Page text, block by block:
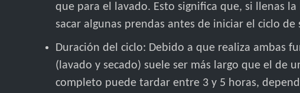
que para el lavado. Esto significa que, si llenas
sacar algunas prendas antes de iniciar el ciclo
Duración del ciclo: Debido a que realiza ambas
(lavado y secado) suele ser más largo que el de
completo puede tardar entre 3 y 5 horas,